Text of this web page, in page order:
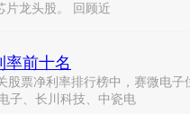
片龙头股。 回顾近
前十名
票净利率排行榜中，赛微电
子、长川科技、中瓷电